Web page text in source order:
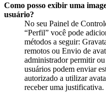
Como posso exibir uma
usuário?
No seu Painel de
“Perfil” você pode
métodos a seguir:
remotos ou Envio de
administrador permitir
usuários podem enviar
autorizado a utilizar
receber uma justificativa.